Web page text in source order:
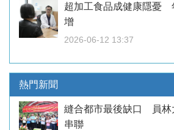
超加工食品成健康隱憂
增
2026-06-12 13:37
熱門新聞
縫合都市最後缺口 員林
串聯